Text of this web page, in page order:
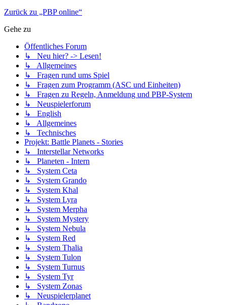
Zurück zu „PBP online“
Gehe zu
Öffentliches Forum
↳ Neu hier? -> Lesen!
↳ Allgemeines
↳ Fragen rund ums Spiel
↳ Fragen zum Programm (ASC und Einheiten)
↳ Fragen zu Regeln, Anmeldung und PBP-System
↳ Neuspielerforum
↳ English
↳ Allgemeines
↳ Technisches
Projekt: Battle Planets - Stories
↳ Interstellar Networks
↳ Planeten - Intern
↳ System Ceta
↳ System Grando
↳ System Khal
↳ System Lyra
↳ System Merpha
↳ System Mystery
↳ System Nebula
↳ System Red
↳ System Thalia
↳ System Tulon
↳ System Turnus
↳ System Tyr
↳ System Zonas
↳ Neuspielerplanet